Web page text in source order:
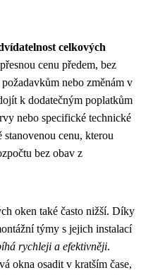
celkových
cenu předem, bez
nebo změnám v
k dodatečným poplatkům
nebo specifické technické
cenu, kterou
bez obav z
oken také často nižší. Díky
týmy s jejich instalací
rychleji a efektivněji.
okna osadit v kratším čase,